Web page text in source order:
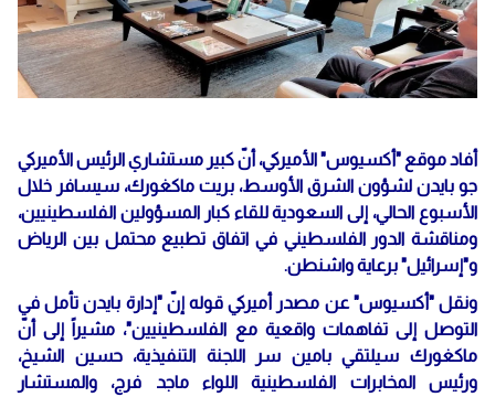
أفاد موقع "أكسيوس" الأميركي، أنّ كبير مستشاري الرئيس الأميركي
جو بايدن لشؤون الشرق الأوسط، بريت ماكغورك، سيسافر خلال
الأسبوع الحالي، إلى السعودية للقاء كبار المسؤولين الفلسطينيين،
ومناقشة الدور الفلسطيني في اتفاق تطبيع محتمل بين الرياض
و"إسرائيل" برعاية واشنطن.
ونقل "أكسيوس" عن مصدر أميركي قوله إنّ "إدارة بايدن تأمل في
التوصل إلى تفاهمات واقعية مع الفلسطينيين"، مشيراً إلى أنّ
ماكغورك سيلتقي بامين سر اللجنة التنفيذية، حسين الشيخ،
ورئيس المخابرات الفلسطينية اللواء ماجد فرج، والمستشار